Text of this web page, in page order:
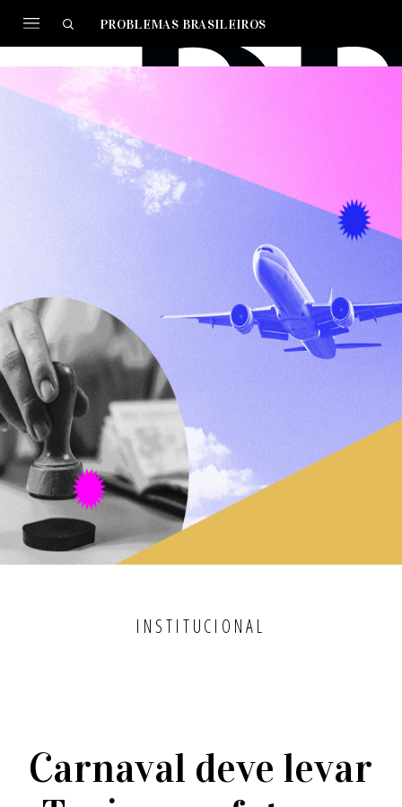
PROBLEMAS BRASILEIROS
INSTITUCIONAL
Carnaval deve levar